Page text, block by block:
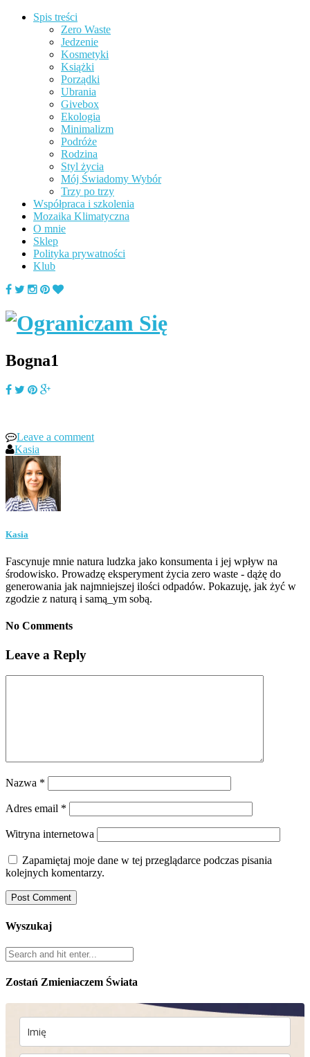
Spis treści
Zero Waste
Jedzenie
Kosmetyki
Książki
Porządki
Ubrania
Givebox
Ekologia
Minimalizm
Podróże
Rodzina
Styl życia
Mój Świadomy Wybór
Trzy po trzy
Współpraca i szkolenia
Mozaika Klimatyczna
O mnie
Sklep
Polityka prywatności
Klub
Bogna1
Leave a comment
Kasia
Kasia
Fascynuje mnie natura ludzka jako konsumenta i jej wpływ na
środowisko. Prowadzę eksperyment życia zero waste - dążę do
generowania jak najmniejszej ilości odpadów. Pokazuję, jak żyć w
zgodzie z naturą i samą_ym sobą.
No Comments
Leave a Reply
Nazwa *
Adres email *
Witryna internetowa
Zapamiętaj moje dane w tej przeglądarce podczas pisania
kolejnych komentarzy.
Wyszukaj
Zostań Zmieniaczem Świata